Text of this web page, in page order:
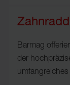
Barmag
der